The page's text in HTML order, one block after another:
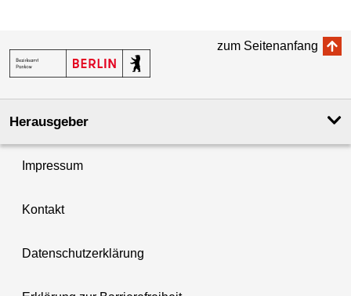
zum Seitenanfang
Herausgeber
Impressum
Kontakt
Datenschutzerklärung